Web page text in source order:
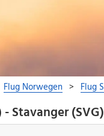
Stavanger (SVG)